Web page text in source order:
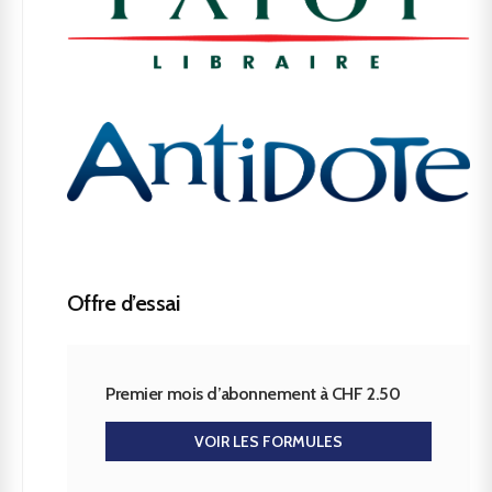
Offre d’essai
Premier mois d’abonnement à CHF 2.50
VOIR LES FORMULES